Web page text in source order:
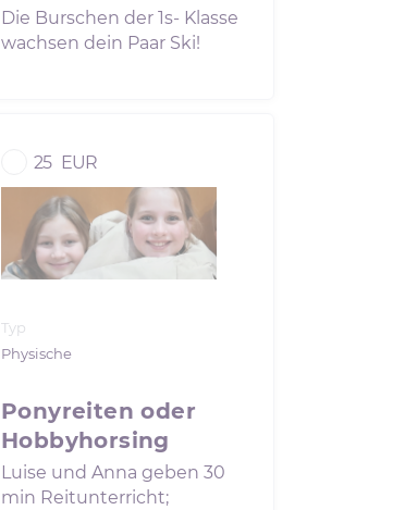
Die Burschen der 1s- Klasse
wachsen dein Paar Ski!
25 EUR
Typ
Physische
Ponyreiten oder
Hobbyhorsing
Luise und Anna geben 30
min Reitunterricht;